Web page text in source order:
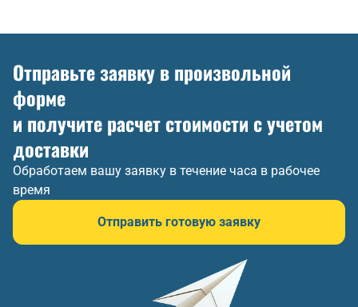
Отправьте заявку в произвольной
форме
и получите расчет стоимости с учетом
доставки
Обработаем вашу заявку в течение часа в рабочее
время
Отправить готовую заявку